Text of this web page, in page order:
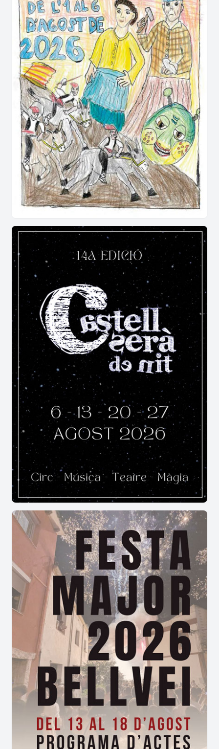
escenaris principals de la mostra, oferint un caliu
ideal per gaudir de les millors orquestres i de les
nits jovesamb ritmes actuals.
Amb aquestes propostes de germanor, el
municipi deBellveiacomiada les seves intenses
jornades de gresca amb el desig de continuar fent
bategar la tradició viva fins al pròxim any.
Descobrint els secrets del calendari
festiu a Bellvei
Per als qui visiten el municipi per primera vegada,
conèixer els detalls de l'agenda és clau per no
perdre's cap moment emotiu.
la gran arrencada de la festa major de
Bellvei?
El gruix de les celebracions se situa
tradicionalment al voltant del
15 d'agost , la diada
de la Mare de Déu d'Agost, omplint la setmana
de lúdic passió.
Així mateix, molts es demanen com es tanca
aquest gran esdeveniment aBellveien les seves
diferents edicions. El punt final el posen el
sorollós
correfoc de diables, els sopars populars
a la fresca i el castell de focs artificials que
il·lumina el cel de Bellvei